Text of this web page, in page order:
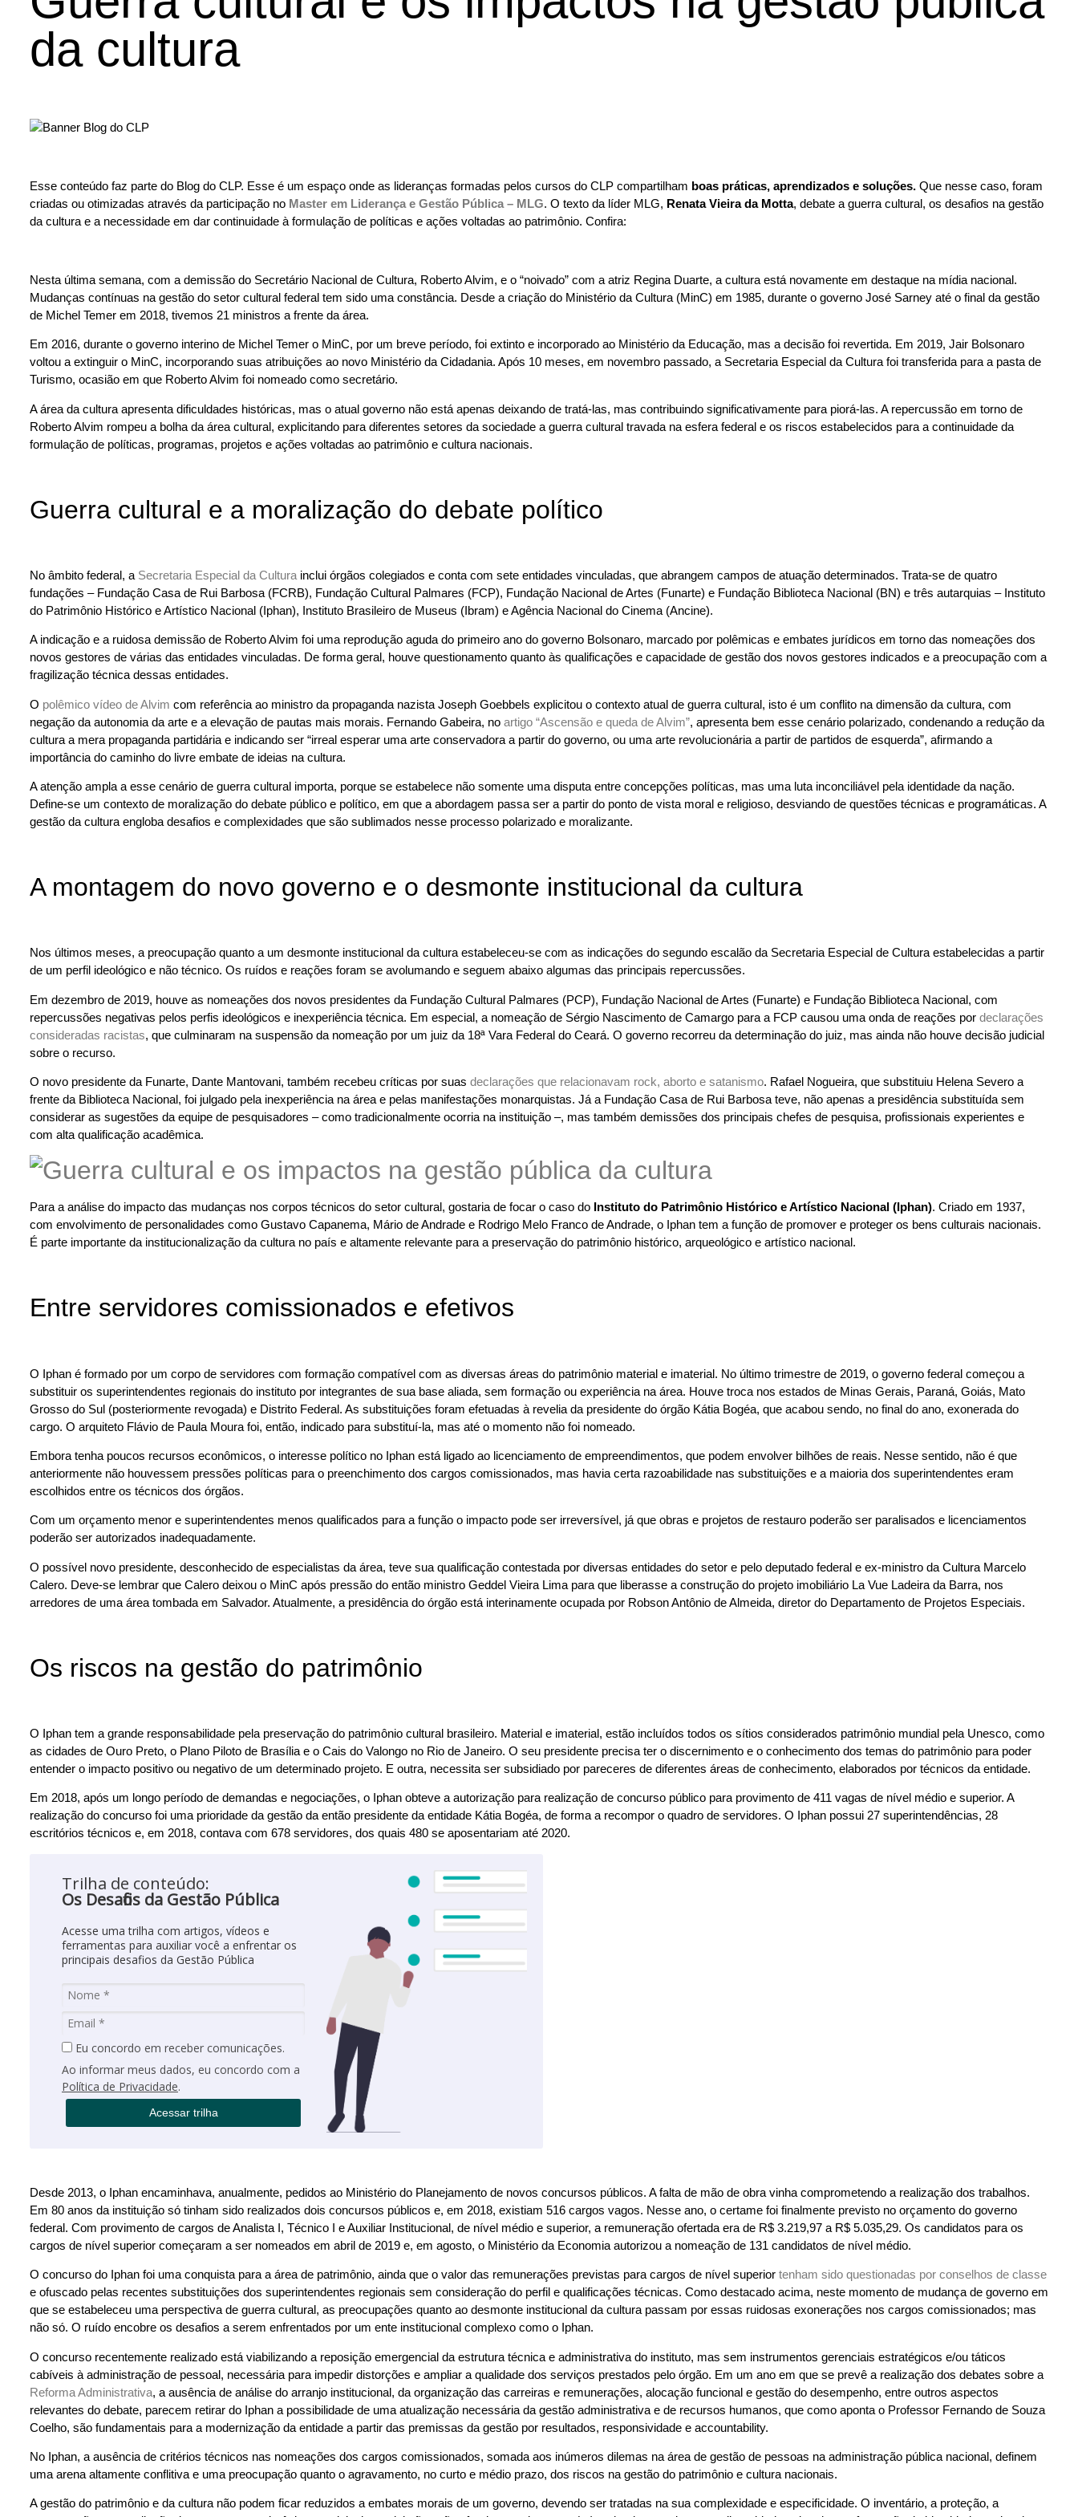
da cultura
Esse conteúdo faz parte do Blog do CLP. Esse é um espaço onde as lideranças formadas pelos cursos do CLP compartilham boas práticas, aprendizados e soluções. Que nesse caso, foram
criadas ou otimizadas através da participação no Master em Liderança e Gestão Pública – MLG. O texto da líder MLG, Renata Vieira da Motta, debate a guerra cultural, os desafios na gestão
da cultura e a necessidade em dar continuidade à formulação de políticas e ações voltadas ao patrimônio. Confira:
Nesta última semana, com a demissão do Secretário Nacional de Cultura, Roberto Alvim, e o “noivado” com a atriz Regina Duarte, a cultura está novamente em destaque na mídia nacional.
Mudanças contínuas na gestão do setor cultural federal tem sido uma constância. Desde a criação do Ministério da Cultura (MinC) em 1985, durante o governo José Sarney até o final da gestão
de Michel Temer em 2018, tivemos 21 ministros a frente da área.
Em 2016, durante o governo interino de Michel Temer o MinC, por um breve período, foi extinto e incorporado ao Ministério da Educação, mas a decisão foi revertida. Em 2019, Jair Bolsonaro
voltou a extinguir o MinC, incorporando suas atribuições ao novo Ministério da Cidadania. Após 10 meses, em novembro passado, a Secretaria Especial da Cultura foi transferida para a pasta de
Turismo, ocasião em que Roberto Alvim foi nomeado como secretário.
A área da cultura apresenta dificuldades históricas, mas o atual governo não está apenas deixando de tratá-las, mas contribuindo significativamente para piorá-las. A repercussão em torno de
Roberto Alvim rompeu a bolha da área cultural, explicitando para diferentes setores da sociedade a guerra cultural travada na esfera federal e os riscos estabelecidos para a continuidade da
formulação de políticas, programas, projetos e ações voltadas ao patrimônio e cultura nacionais.
Guerra cultural e a moralização do debate político
No âmbito federal, a Secretaria Especial da Cultura inclui órgãos colegiados e conta com sete entidades vinculadas, que abrangem campos de atuação determinados. Trata-se de quatro
fundações – Fundação Casa de Rui Barbosa (FCRB), Fundação Cultural Palmares (FCP), Fundação Nacional de Artes (Funarte) e Fundação Biblioteca Nacional (BN) e três autarquias – Instituto
do Patrimônio Histórico e Artístico Nacional (Iphan), Instituto Brasileiro de Museus (Ibram) e Agência Nacional do Cinema (Ancine).
A indicação e a ruidosa demissão de Roberto Alvim foi uma reprodução aguda do primeiro ano do governo Bolsonaro, marcado por polêmicas e embates jurídicos em torno das nomeações dos
novos gestores de várias das entidades vinculadas. De forma geral, houve questionamento quanto às qualificações e capacidade de gestão dos novos gestores indicados e a preocupação com a
fragilização técnica dessas entidades.
O polêmico vídeo de Alvim com referência ao ministro da propaganda nazista Joseph Goebbels explicitou o contexto atual de guerra cultural, isto é um conflito na dimensão da cultura, com
negação da autonomia da arte e a elevação de pautas mais morais. Fernando Gabeira, no artigo “Ascensão e queda de Alvim”, apresenta bem esse cenário polarizado, condenando a redução da
cultura a mera propaganda partidária e indicando ser “irreal esperar uma arte conservadora a partir do governo, ou uma arte revolucionária a partir de partidos de esquerda”, afirmando a
importância do caminho do livre embate de ideias na cultura.
A atenção ampla a esse cenário de guerra cultural importa, porque se estabelece não somente uma disputa entre concepções políticas, mas uma luta inconciliável pela identidade da nação.
Define-se um contexto de moralização do debate público e político, em que a abordagem passa ser a partir do ponto de vista moral e religioso, desviando de questões técnicas e programáticas. A
gestão da cultura engloba desafios e complexidades que são sublimados nesse processo polarizado e moralizante.
A montagem do novo governo e o desmonte institucional da cultura
Nos últimos meses, a preocupação quanto a um desmonte institucional da cultura estabeleceu-se com as indicações do segundo escalão da Secretaria Especial de Cultura estabelecidas a partir
de um perfil ideológico e não técnico. Os ruídos e reações foram se avolumando e seguem abaixo algumas das principais repercussões.
Em dezembro de 2019, houve as nomeações dos novos presidentes da Fundação Cultural Palmares (PCP), Fundação Nacional de Artes (Funarte) e Fundação Biblioteca Nacional, com
repercussões negativas pelos perfis ideológicos e inexperiência técnica. Em especial, a nomeação de Sérgio Nascimento de Camargo para a FCP causou uma onda de reações por declarações
consideradas racistas, que culminaram na suspensão da nomeação por um juiz da 18ª Vara Federal do Ceará. O governo recorreu da determinação do juiz, mas ainda não houve decisão judicial
sobre o recurso.
O novo presidente da Funarte, Dante Mantovani, também recebeu críticas por suas declarações que relacionavam rock, aborto e satanismo. Rafael Nogueira, que substituiu Helena Severo a
frente da Biblioteca Nacional, foi julgado pela inexperiência na área e pelas manifestações monarquistas. Já a Fundação Casa de Rui Barbosa teve, não apenas a presidência substituída sem
considerar as sugestões da equipe de pesquisadores – como tradicionalmente ocorria na instituição –, mas também demissões dos principais chefes de pesquisa, profissionais experientes e
com alta qualificação acadêmica.
Para a análise do impacto das mudanças nos corpos técnicos do setor cultural, gostaria de focar o caso do Instituto do Patrimônio Histórico e Artístico Nacional (Iphan). Criado em 1937,
com envolvimento de personalidades como Gustavo Capanema, Mário de Andrade e Rodrigo Melo Franco de Andrade, o Iphan tem a função de promover e proteger os bens culturais nacionais.
É parte importante da institucionalização da cultura no país e altamente relevante para a preservação do patrimônio histórico, arqueológico e artístico nacional.
Entre servidores comissionados e efetivos
O Iphan é formado por um corpo de servidores com formação compatível com as diversas áreas do patrimônio material e imaterial. No último trimestre de 2019, o governo federal começou a
substituir os superintendentes regionais do instituto por integrantes de sua base aliada, sem formação ou experiência na área. Houve troca nos estados de Minas Gerais, Paraná, Goiás, Mato
Grosso do Sul (posteriormente revogada) e Distrito Federal. As substituições foram efetuadas à revelia da presidente do órgão Kátia Bogéa, que acabou sendo, no final do ano, exonerada do
cargo. O arquiteto Flávio de Paula Moura foi, então, indicado para substituí-la, mas até o momento não foi nomeado.
Embora tenha poucos recursos econômicos, o interesse político no Iphan está ligado ao licenciamento de empreendimentos, que podem envolver bilhões de reais. Nesse sentido, não é que
anteriormente não houvessem pressões políticas para o preenchimento dos cargos comissionados, mas havia certa razoabilidade nas substituições e a maioria dos superintendentes eram
escolhidos entre os técnicos dos órgãos.
Com um orçamento menor e superintendentes menos qualificados para a função o impacto pode ser irreversível, já que obras e projetos de restauro poderão ser paralisados e licenciamentos
poderão ser autorizados inadequadamente.
O possível novo presidente, desconhecido de especialistas da área, teve sua qualificação contestada por diversas entidades do setor e pelo deputado federal e ex-ministro da Cultura Marcelo
Calero. Deve-se lembrar que Calero deixou o MinC após pressão do então ministro Geddel Vieira Lima para que liberasse a construção do projeto imobiliário La Vue Ladeira da Barra, nos
arredores de uma área tombada em Salvador. Atualmente, a presidência do órgão está interinamente ocupada por Robson Antônio de Almeida, diretor do Departamento de Projetos Especiais.
Os riscos na gestão do patrimônio
O Iphan tem a grande responsabilidade pela preservação do patrimônio cultural brasileiro. Material e imaterial, estão incluídos todos os sítios considerados patrimônio mundial pela Unesco, como
as cidades de Ouro Preto, o Plano Piloto de Brasília e o Cais do Valongo no Rio de Janeiro. O seu presidente precisa ter o discernimento e o conhecimento dos temas do patrimônio para poder
entender o impacto positivo ou negativo de um determinado projeto. E outra, necessita ser subsidiado por pareceres de diferentes áreas de conhecimento, elaborados por técnicos da entidade.
Em 2018, após um longo período de demandas e negociações, o Iphan obteve a autorização para realização de concurso público para provimento de 411 vagas de nível médio e superior. A
realização do concurso foi uma prioridade da gestão da então presidente da entidade Kátia Bogéa, de forma a recompor o quadro de servidores. O Iphan possui 27 superintendências, 28
escritórios técnicos e, em 2018, contava com 678 servidores, dos quais 480 se aposentariam até 2020.
Trilha de conteúdo:
Os Desafios da Gestão Pública
Acesse uma trilha com artigos, vídeos e
ferramentas para auxiliar você a enfrentar os
principais desafios da Gestão Pública
Eu concordo em receber comunicações.
Ao informar meus dados, eu concordo com a
Política de Privacidade.
Acessar trilha
Desde 2013, o Iphan encaminhava, anualmente, pedidos ao Ministério do Planejamento de novos concursos públicos. A falta de mão de obra vinha comprometendo a realização dos trabalhos.
Em 80 anos da instituição só tinham sido realizados dois concursos públicos e, em 2018, existiam 516 cargos vagos. Nesse ano, o certame foi finalmente previsto no orçamento do governo
federal. Com provimento de cargos de Analista I, Técnico I e Auxiliar Institucional, de nível médio e superior, a remuneração ofertada era de R$ 3.219,97 a R$ 5.035,29. Os candidatos para os
cargos de nível superior começaram a ser nomeados em abril de 2019 e, em agosto, o Ministério da Economia autorizou a nomeação de 131 candidatos de nível médio.
O concurso do Iphan foi uma conquista para a área de patrimônio, ainda que o valor das remunerações previstas para cargos de nível superior tenham sido questionadas por conselhos de classe
e ofuscado pelas recentes substituições dos superintendentes regionais sem consideração do perfil e qualificações técnicas. Como destacado acima, neste momento de mudança de governo em
que se estabeleceu uma perspectiva de guerra cultural, as preocupações quanto ao desmonte institucional da cultura passam por essas ruidosas exonerações nos cargos comissionados; mas
não só. O ruído encobre os desafios a serem enfrentados por um ente institucional complexo como o Iphan.
O concurso recentemente realizado está viabilizando a reposição emergencial da estrutura técnica e administrativa do instituto, mas sem instrumentos gerenciais estratégicos e/ou táticos
cabíveis à administração de pessoal, necessária para impedir distorções e ampliar a qualidade dos serviços prestados pelo órgão. Em um ano em que se prevê a realização dos debates sobre a
Reforma Administrativa, a ausência de análise do arranjo institucional, da organização das carreiras e remunerações, alocação funcional e gestão do desempenho, entre outros aspectos
relevantes do debate, parecem retirar do Iphan a possibilidade de uma atualização necessária da gestão administrativa e de recursos humanos, que como aponta o Professor Fernando de Souza
Coelho, são fundamentais para a modernização da entidade a partir das premissas da gestão por resultados, responsividade e accountability.
No Iphan, a ausência de critérios técnicos nas nomeações dos cargos comissionados, somada aos inúmeros dilemas na área de gestão de pessoas na administração pública nacional, definem
uma arena altamente conflitiva e uma preocupação quanto o agravamento, no curto e médio prazo, dos riscos na gestão do patrimônio e cultura nacionais.
A gestão do patrimônio e da cultura não podem ficar reduzidos a embates morais de um governo, devendo ser tratadas na sua complexidade e especificidade. O inventário, a proteção, a